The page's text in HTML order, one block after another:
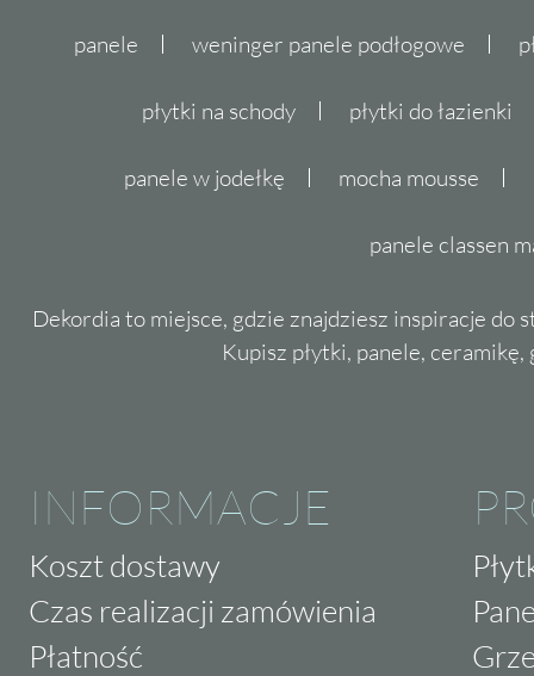
panele weninger panele podłogowe
płytki na schody płytki do łazienki
panele w jodełkę mocha mousse
panele classen
Dekordia to miejsce, gdzie znajdziesz inspiracje do
Kupisz płytki, panele,
INFORMACJE
Koszt dostawy
Czas realizacji zamówienia
Płatność